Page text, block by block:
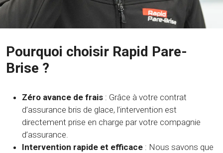
Pourquoi choisir Rapid Pare-
Brise ?
Zéro avance de frais : Grâce à votre contrat
d’assurance bris de glace, l’intervention est
directement prise en charge par votre compagnie
d’assurance.
Intervention rapide et efficace : Nous savons que